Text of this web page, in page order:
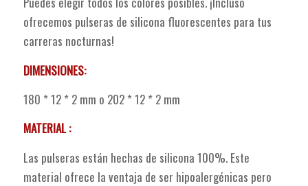
ofrecemos pulseras de silicona fluorescentes para tus
carreras nocturnas!
DIMENSIONES:
180 * 12 * 2 mm o 202 * 12 * 2 mm
MATERIAL :
Las pulseras están hechas de silicona 100%. Este
material ofrece la ventaja de ser hipoalergénicas pero